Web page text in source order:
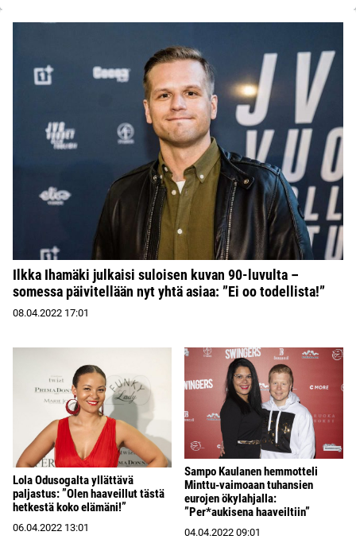
Ilkka Ihamäki julkaisi suloisen kuvan 90-luvulta –
somessa päivitellään nyt yhtä asiaa: ”Ei oo todellista!”
08.04.2022 17:01
Lola Odusogalta yllättävä
paljastus: ”Olen haaveillut tästä
hetkestä koko elämäni!”
06.04.2022 13:01
Sampo Kaulanen hemmotteli
Minttu-vaimoaan tuhansien
eurojen ökylahjalla:
”Per*aukisena haaveiltiin”
04.04.2022 09:01